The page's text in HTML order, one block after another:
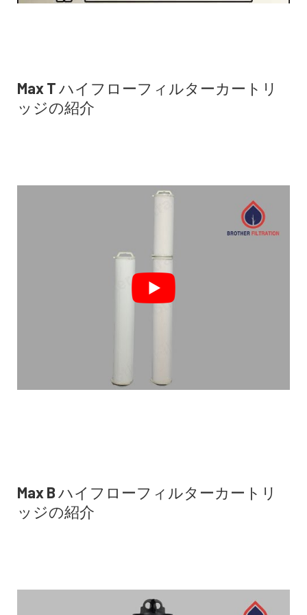
Max T ハイフローフィルターカートリ
ッジの紹介
Max B ハイフローフィルターカートリ
ッジの紹介